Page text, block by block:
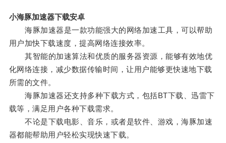
小海豚加速器下载安卓
海豚加速器是一款功能强大的网络加速工具，可以帮助
用户加快下载速度，提高网络连接效率。
其智能的加速算法和优质的服务器资源，能够有效地优
化网络连接，减少数据传输时间，让用户能够更快速地下载
所需的文件。
海豚加速器还支持多种下载方式，包括BT下载、迅雷下
载等，满足用户各种下载需求。
不论是下载电影、音乐，或者是软件、游戏，海豚加速
器都能帮助用户轻松实现快速下载。